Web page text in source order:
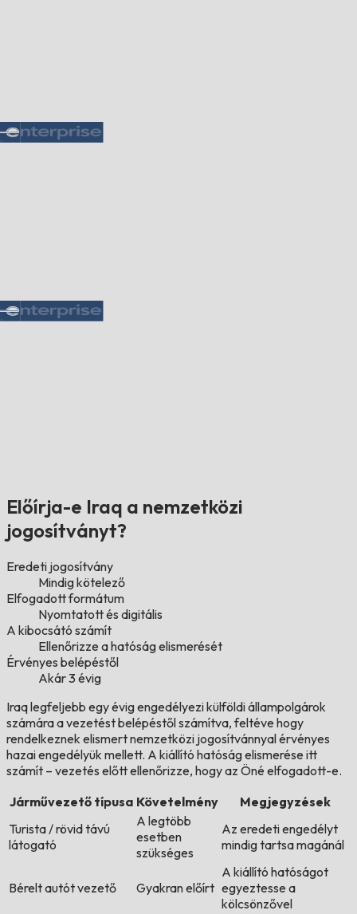
Előírja-e Iraq a nemzetközi
jogosítványt?
Eredeti jogosítvány
Mindig kötelező
Elfogadott formátum
Nyomtatott és digitális
A kibocsátó számít
Ellenőrizze a hatóság elismerését
Érvényes belépéstől
Akár 3 évig
Iraq legfeljebb egy évig engedélyezi külföldi állampolgárok
számára a vezetést belépéstől számítva, feltéve hogy
rendelkeznek elismert nemzetközi jogosítvánnyal érvényes
hazai engedélyük mellett. A kiállító hatóság elismerése itt
számít – vezetés előtt ellenőrizze, hogy az Öné elfogadott-e.
Járművezető típusa Követelmény
Megjegyzések
Turista / rövid távú
látogató
A legtöbb
esetben
szükséges
Az eredeti engedélyt
mindig tartsa magánál
Bérelt autót vezető Gyakran előírt
A kiállító hatóságot
egyeztesse a
kölcsönzővel